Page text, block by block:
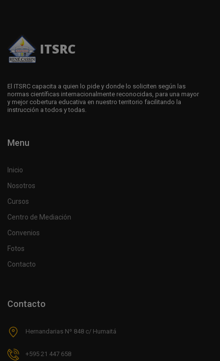
ITSRC
El ITSRC capacita a quien lo pide y donde lo soliciten según las
normas científicas internacionalmente reconocidas, para una mayor
y mejor cobertura educativa en nuestro territorio facilitando la
instrucción a todos y todas.
Menu
Inicio
Nosotros
Cursos
Centro de Mediación
Convenios
Fotos
Contacto
Contacto
Hernandarias Nº 848 c/ Humaitá
+595 21 447 658